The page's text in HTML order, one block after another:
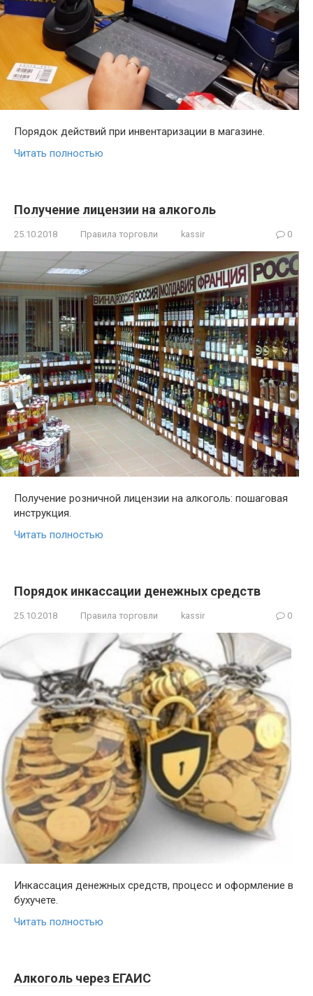
Порядок действий при инвентаризации в магазине.
Читать полностью
Получение лицензии на алкоголь
25.10.2018 Правила торговли kassir 0
Получение розничной лицензии на алкоголь: пошаговая
инструкция.
Читать полностью
Порядок инкассации денежных средств
25.10.2018 Правила торговли kassir 0
Инкассация денежных средств, процесс и оформление в
бухучете.
Читать полностью
Алкоголь через ЕГАИС